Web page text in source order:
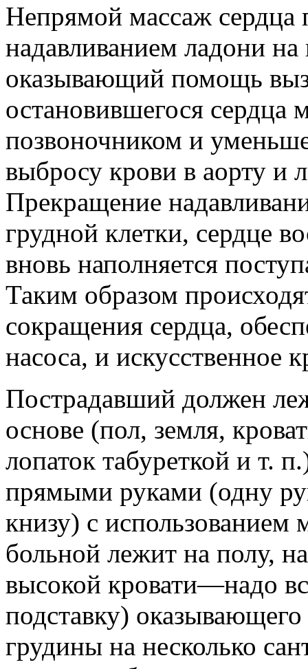
Непрямой массаж сердца
надавливанием ладони
оказывающий помощь
остановившегося сердца
позвоночником и
выбросу крови в аорту и
Прекращение
грудной клетки, сердце
вновь наполняется
Таким образом
сокращения сердца,
насоса, и искусственное
Пострадавший должен
основе (пол, земля,
лопаток табуреткой и т.
прямыми руками (одну
книзу) с использованием
больной лежит на полу,
высокой кровати—надо
подставку)
грудины на несколько